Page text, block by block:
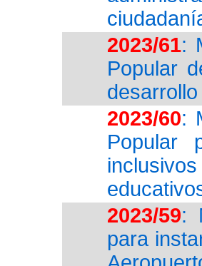
2023/61:
Popular
2023/60:
Popular
2023/59:
para